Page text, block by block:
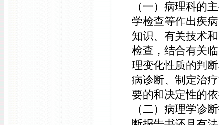
（一）病理科的
学检查等作出疾
知识、有关技术
检查，结合有关
理变化性质的判
病诊断、制定治
要的和决定性的
（二）病理学诊